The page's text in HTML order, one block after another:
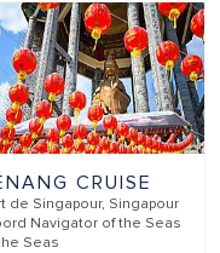
CRUISE
de Singapour, Singapour
Navigator of the Seas
Seas